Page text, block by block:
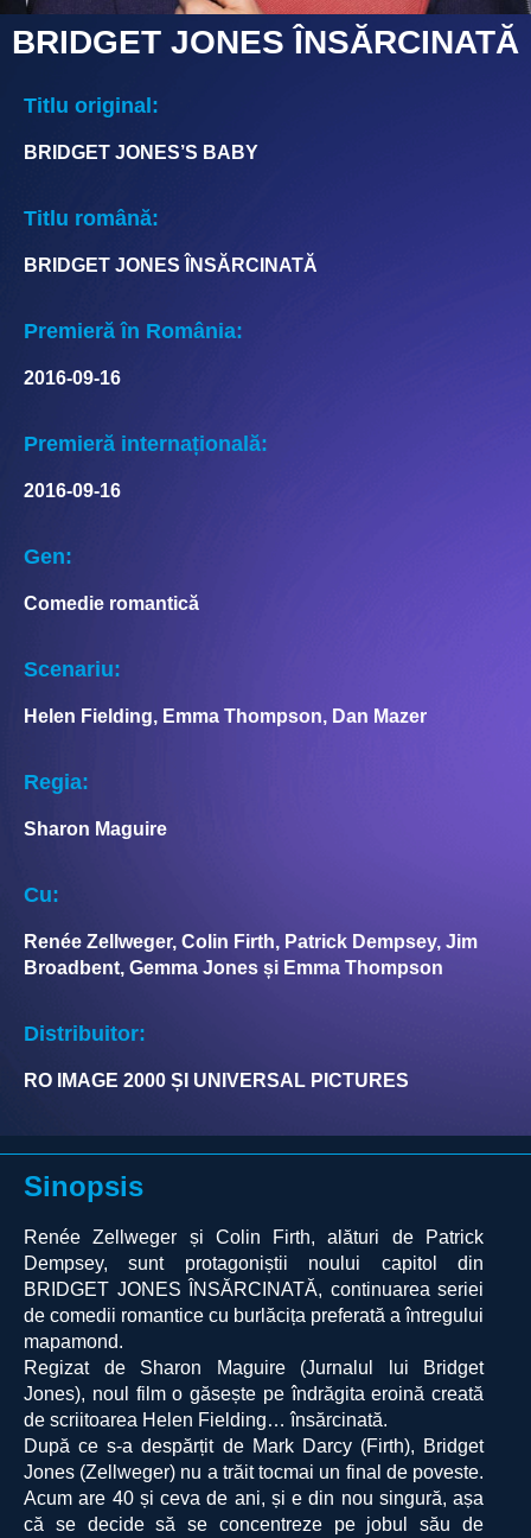
BRIDGET JONES ÎNSĂRCINATĂ
Titlu original:
BRIDGET JONES’S BABY
Titlu română:
BRIDGET JONES ÎNSĂRCINATĂ
Premieră în România:
2016-09-16
Premieră internațională:
2016-09-16
Gen:
Comedie romantică
Scenariu:
Helen Fielding, Emma Thompson, Dan Mazer
Regia:
Sharon Maguire
Cu:
Renée Zellweger, Colin Firth, Patrick Dempsey, Jim
Broadbent, Gemma Jones și Emma Thompson
Distribuitor:
RO IMAGE 2000 ȘI UNIVERSAL PICTURES
Sinopsis
Renée Zellweger și Colin Firth, alături de Patrick
Dempsey, sunt protagoniștii noului capitol din
BRIDGET JONES ÎNSĂRCINATĂ, continuarea seriei
de comedii romantice cu burlăcița preferată a întregului
mapamond.
Regizat de Sharon Maguire (Jurnalul lui Bridget
Jones), noul film o găsește pe îndrăgita eroină creată
de scriitoarea Helen Fielding… însărcinată.
După ce s-a despărțit de Mark Darcy (Firth), Bridget
Jones (Zellweger) nu a trăit tocmai un final de poveste.
Acum are 40 și ceva de ani, și e din nou singură, așa
că se decide să se concentreze pe jobul său de